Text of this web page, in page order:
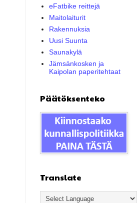
eFatbike reittejä
Maitolaiturit
Rakennuksia
Uusi Suunta
Saunakylä
Jämsänkosken ja
Kaipolan paperitehtaat
Päätöksenteko
Translate